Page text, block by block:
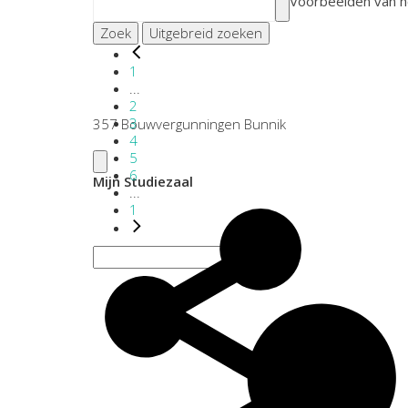
Zoek
Uitgebreid zoeken
1
2
3
4
5
6
...
1
357 Bouwvergunningen Bunnik
Mijn Studiezaal